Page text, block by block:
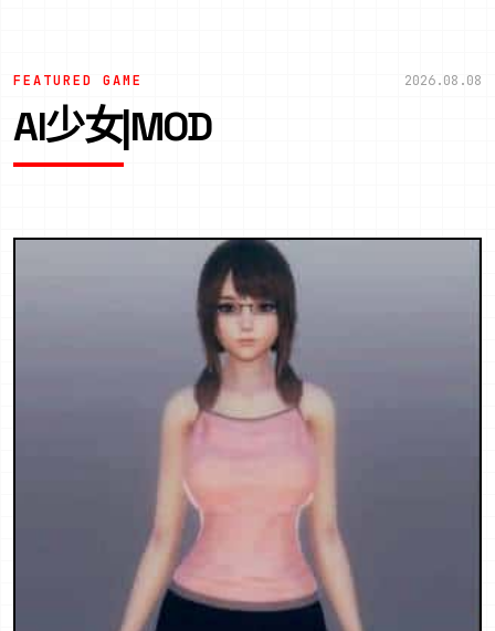
FEATURED GAME 2026.08.08
AI少女|MOD